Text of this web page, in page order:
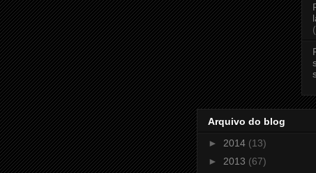
Arquivo do blog
► 2014 (13)
► 2013 (67)